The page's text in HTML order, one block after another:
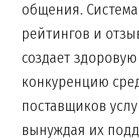
общения. Система
рейтингов и
создает здоровую
конкуренцию
поставщиков
вынуждая их